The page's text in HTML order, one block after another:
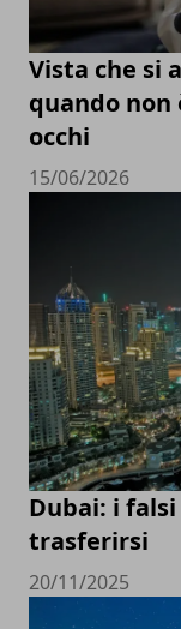
Vista che si
quando non
occhi
15/06/2026
Dubai: i
trasferirsi
20/11/2025